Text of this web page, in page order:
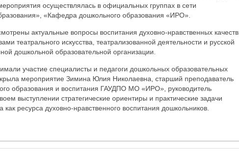
осуществлялась в официальных группах в сети
«Кафедра дошкольного образования «ИРО».
актуальные вопросы воспитания духовно-нравственных качеств
театрального искусства, театрализованной деятельности и русской
дошкольной образовательной организации.
участие специалисты и педагоги дошкольных образовательных
мероприятие Зимина Юлия Николаевна, старший преподаватель
образования и воспитания ГАУДПО МО «ИРО», руководитель
выступлении стратегические ориентиры и практические задачи
как ресурса духовно-нравственного воспитания дошкольников.